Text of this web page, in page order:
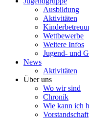
Ausbildung
Aktivitäten
Wettbewerbe
Weitere Infos
Jugend- und
News
Aktivitäten
Über uns
Wo wir sind
Chronik
Wie kann ich
Vorstandschaft